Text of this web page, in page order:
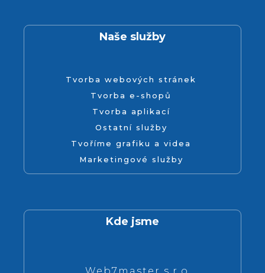
Naše služby
Tvorba webových stránek
Tvorba e-shopů
Tvorba aplikací
Ostatní služby
Tvoříme grafiku a videa
Marketingové služby
Kde jsme